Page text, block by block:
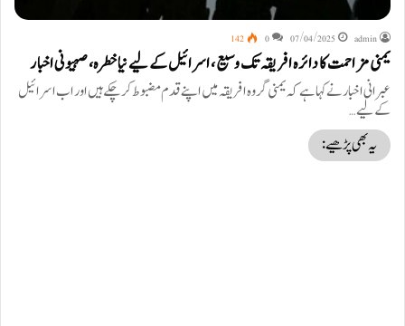
admin
07/04/2025
0
142
یمنی مزاحمت کا دائرہ افریقہ تک وسیع، اسرائیل کے لیے نیا خطرہ، صہیونی اخبار
عبرانی اخبار نے کہا ہے کہ یمنی گروہ افریقہ میں اپنے قدم مضبوط کرچکے ہیں اور اب اسرائیل
کے لیے…
یہ بھی پڑھیے: